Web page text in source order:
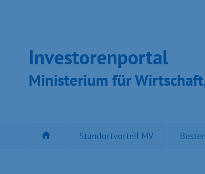
Inves­toren­por­tal
Ministeri­um für
Standortvorteil MV